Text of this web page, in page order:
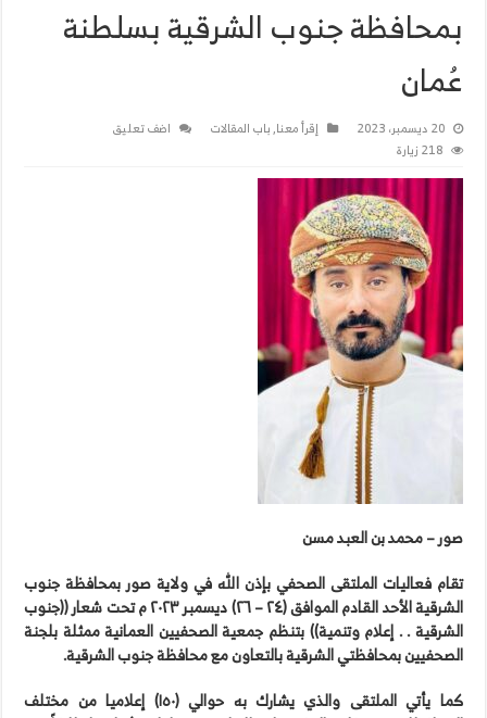
بمحافظة جنوب الشرقية بسلطنة
عُمان
20 ديسمبر، 2023 إقرأ معنا,باب المقالات
اضف تعليق
218 زيارة
صور – محمد بن العبد مسن
تقام فعاليات الملتقى الصحفي بإذن الله في ولاية صور بمحافظة جنوب
الشرقية الأحد القادم الموافق (٢٤ – ٢٦) ديسمبر ٢٠٢٣ م تحت شعار ((جنوب
الشرقية . . إعلام وتنمية)) بتنظم جمعية الصحفيين العمانية ممثلة بلجنة
الصحفيين بمحافظتي الشرقية بالتعاون مع محافظة جنوب الشرقية.
كما يأتي الملتقى والذي يشارك به حوالي (١٥٠) إعلاميا من مختلف